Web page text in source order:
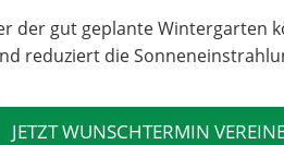
der gut geplante Wintergarten
reduziert die
JETZT WUNSCHTERMIN